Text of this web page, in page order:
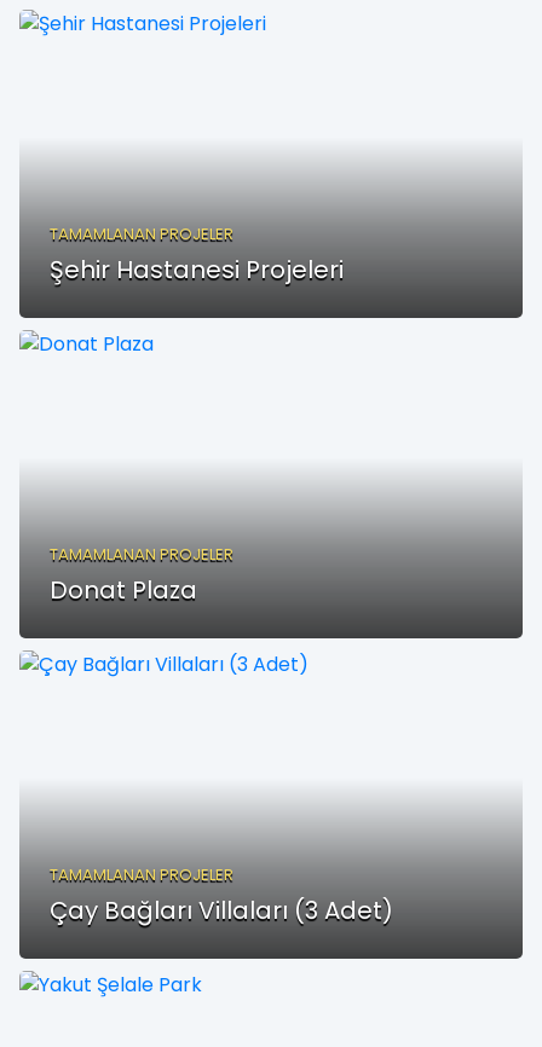
TAMAMLANAN PROJELER
Şehir Hastanesi Projeleri
TAMAMLANAN PROJELER
Donat Plaza
TAMAMLANAN PROJELER
Çay Bağları Villaları (3 Adet)